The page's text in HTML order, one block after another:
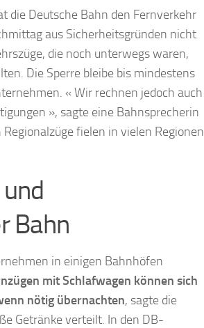
die Deutsche Bahn den Fernverkehr
aus Sicherheitsgründen nicht
die noch unterwegs waren,
Die Sperre bleibe bis mindestens
« Wir rechnen jedoch auch
», sagte eine Bahnsprecherin
fielen in vielen Regionen
Bahn
in einigen Bahnhöfen
mit Schlafwagen können sich
nötig übernachten, sagte die
Getränke verteilt. In den DB-